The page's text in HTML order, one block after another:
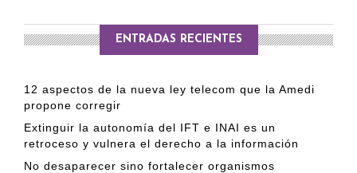
ENTRADAS RECIENTES
12 aspectos de la nueva ley telecom que la Amedi
propone corregir
Extinguir la autonomía del IFT e INAI es un
retroceso y vulnera el derecho a la información
No desaparecer sino fortalecer organismos